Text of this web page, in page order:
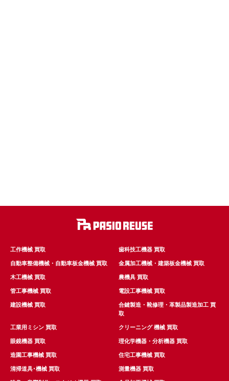
工作機械 買取 歯科技工機器 買取
自動車整備機械・自動車板金機械 買取 金属加工機械・建築板金機械 買取
木工機械 買取 農機具 買取
管工事機械 買取 電設工事機械 買取
建設機械 買取
合鍵製造・靴修理・革製品製造加工 買
取
工業用ミシン 買取 クリーニング 機械 買取
眼鏡機器 買取 理化学機器・分析機器 買取
造園工事機械 買取 住宅工事機械 買取
清掃道具･機械 買取 測量機器 買取